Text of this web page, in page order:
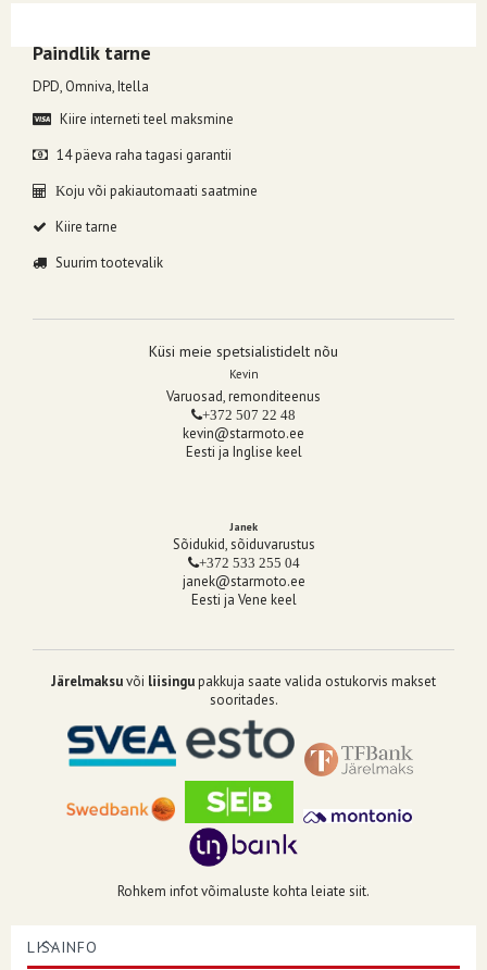
Paindlik tarne
DPD, Omniva, Itella
Kiire interneti teel maksmine
14 päeva raha tagasi garantii
Koju või pakiautomaati saatmine
Kiire tarne
Suurim tootevalik
Küsi meie spetsialistidelt nõu
Kevin
Varuosad, remonditeenus
+372 507 22 48
kevin@starmoto.ee
Eesti ja Inglise keel
Janek
Sõidukid, sõiduvarustus
+372 533 255 04
janek@starmoto.ee
Eesti ja Vene keel
Järelmaksuvõi liisingupakkuja saate valida ostukorvis makset
sooritades.
Rohkem infot võimaluste kohta leiate siit.
LISAINFO